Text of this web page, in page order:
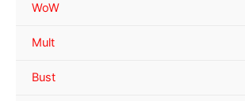
WoW
Mult
Bust